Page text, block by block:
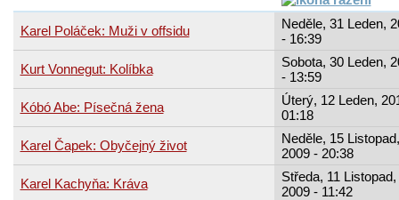
Karel Poláček: Muži v offsidu
Neděle, 31 Leden,
- 16:39
Kurt Vonnegut: Kolíbka
Sobota, 30 Leden,
- 13:59
Kóbó Abe: Písečná žena
Úterý, 12 Leden,
01:18
Karel Čapek: Obyčejný život
Neděle, 15 Listopad,
2009 - 20:38
Karel Kachyňa: Kráva
Středa, 11 Listopad,
2009 - 11:42